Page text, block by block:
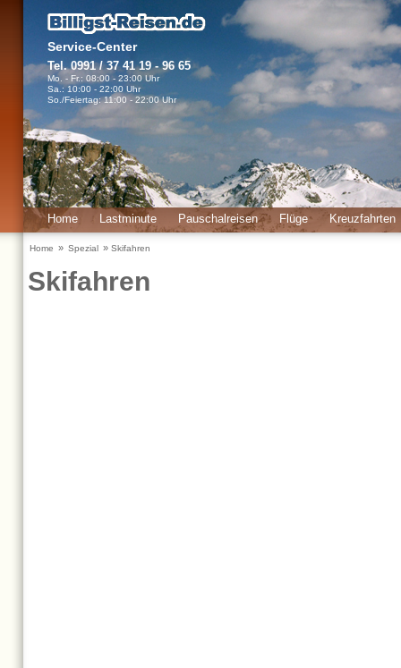
Service-Center
Tel. 0991 / 37 41 19 - 96 65
Mo. - Fr.: 08:00 - 23:00 Uhr
Sa.: 10:00 - 22:00 Uhr
So./Feiertag: 11:00 - 22:00 Uhr
Home Lastminute Pauschalreisen Flüge
Kreuzfahrten
Urlaubsinfos
Home » Spezial » Skifahren
Skifahren